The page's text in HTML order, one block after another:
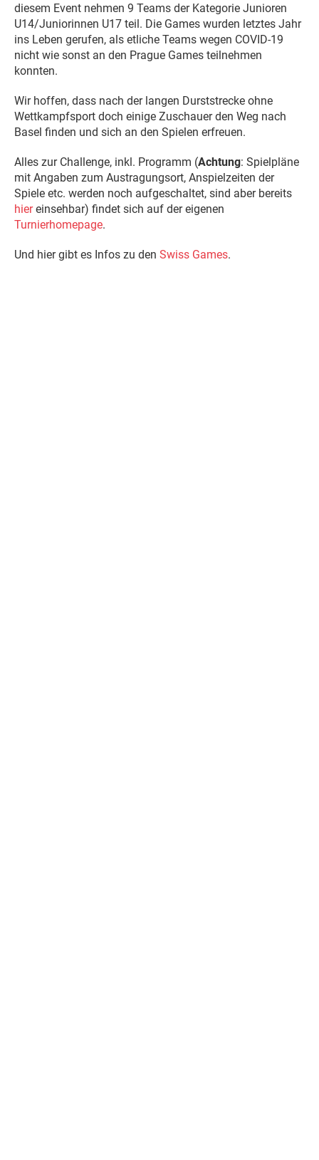
diesem Event nehmen 9 Teams der Kategorie Junioren
U14/Juniorinnen U17 teil. Die Games wurden letztes Jahr
ins Leben gerufen, als etliche Teams wegen COVID-19
nicht wie sonst an den Prague Games teilnehmen
konnten.
Wir hoffen, dass nach der langen Durststrecke ohne
Wettkampfsport doch einige Zuschauer den Weg nach
Basel finden und sich an den Spielen erfreuen.
Alles zur Challenge, inkl. Programm (Achtung: Spielpläne
mit Angaben zum Austragungsort, Anspielzeiten der
Spiele etc. werden noch aufgeschaltet, sind aber bereits
hiereinsehbar) findet sich auf der eigenen
Turnierhomepage.
Und hier gibt es Infos zu den Swiss Games.